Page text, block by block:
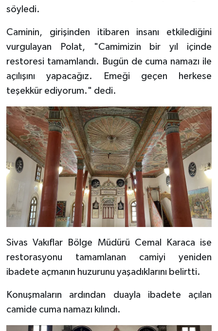
söyledi.
Caminin, girişinden itibaren insanı etkilediğini
vurgulayan Polat, "Camimizin bir yıl içinde
restoresi tamamlandı. Bugün de cuma namazı ile
açılışını yapacağız. Emeği geçen herkese
teşekkür ediyorum." dedi.
Sivas Vakıflar Bölge Müdürü Cemal Karaca ise
restorasyonu tamamlanan camiyi yeniden
ibadete açmanın huzurunu yaşadıklarını belirtti.
Konuşmaların ardından duayla ibadete açılan
camide cuma namazı kılındı.
Bilecik Müftülüğü
Bingöl Müftülüğü
Bitlis Müftülüğü
Bolu Müftülüğü
Burdur Müftülüğü
Bursa Müftülüğü
Çanakkale Müftülüğü
Çankırı Müftülüğü
Çorum Müftülüğü
Diyarbakır Müftülüğü
Edirne Müftülüğü
Kültür-Sanat
Aile
Sağlık
Makaleler
Ekonomi
Duyurular
Podcast
Bilim, Teknoloji
Biyografiler
İhtida Haberleri